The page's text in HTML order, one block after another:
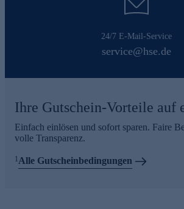
24/7 E-Mail-Service
service@hse.de
Ihre Gutschein-Vorteile auf
Einfach einlösen und sofort sparen. Faire
volle Transparenz.
1 Alle Gutscheinbedingungen